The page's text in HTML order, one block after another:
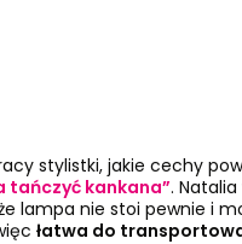
stylistki, jakie cechy
tańczyć kankana”.
nie stoi pewnie i
łatwa do